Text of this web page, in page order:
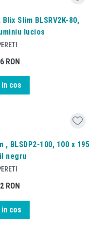
Slim BLSRV2K-80,
lucios
RON
in cos
, BLSDP2-100, 100 x 195
negru
RON
in cos